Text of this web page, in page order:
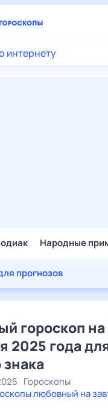
интернету
Народные
прогнозов
гороскоп на
2025 года
Гороскопы
любовный на